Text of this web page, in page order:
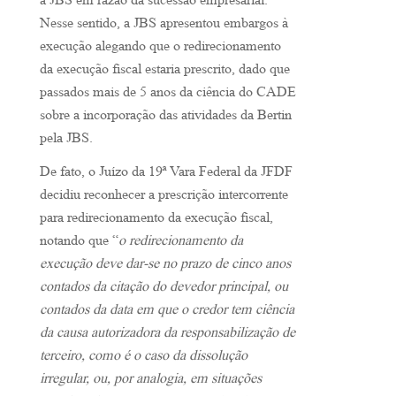
Nesse sentido, a JBS apresentou embargos à
execução alegando que o redirecionamento
da execução fiscal estaria prescrito, dado que
passados mais de 5 anos da ciência do CADE
sobre a incorporação das atividades da Bertin
pela JBS.
De fato, o Juízo da 19ª Vara Federal da JFDF
decidiu reconhecer a prescrição intercorrente
para redirecionamento da execução fiscal,
notando que “o redirecionamento da
execução deve dar-se no prazo de cinco anos
contados da citação do devedor principal, ou
contados da data em que o credor tem ciência
da causa autorizadora da responsabilização de
terceiro, como é o caso da dissolução
irregular, ou, por analogia, em situações